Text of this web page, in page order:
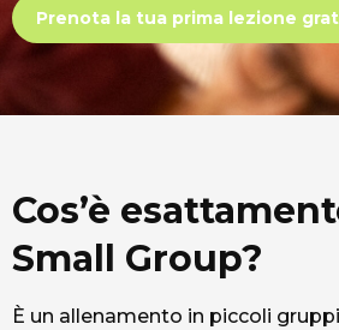
Prenota la tua prima lezione
Cos’è
Small Group?
È un allenamento in piccoli